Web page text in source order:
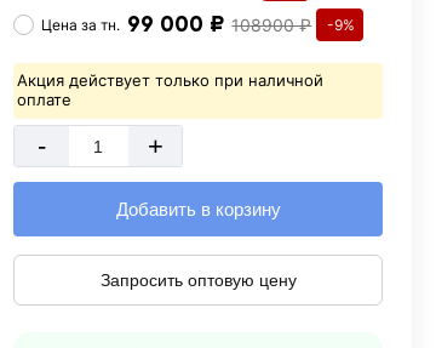
Цена затн. 99 000 ₽ 108900 ₽ -9%
Акция действует только при наличной
оплате
- +
Добавить в корзину
Запросить оптовую цену